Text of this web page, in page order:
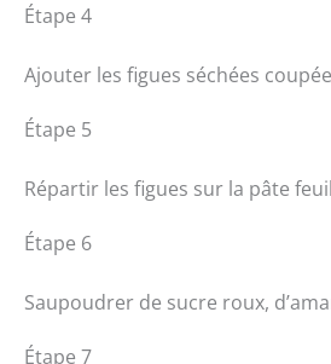
Étape 4
Ajouter les figues séchées
Étape 5
Répartir les figues sur la pâte
Étape 6
Saupoudrer de sucre roux,
Étape 7